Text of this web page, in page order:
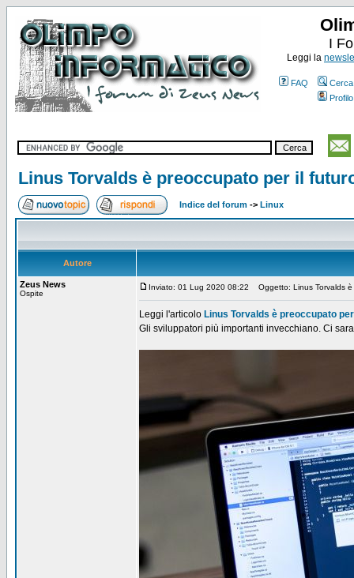
I
Leggi la
FAQ
Cerca
Profilo
Linus Torvalds è preoccupato per il
Indice del forum -> Linux
Autore
Zeus News
Ospite
Inviato: 01 Lug 2020 08:22 Oggetto: Linus Torvalds
Leggi l'articolo Linus Torvalds è preoccupato
Gli sviluppatori più importanti invecchiano. Ci